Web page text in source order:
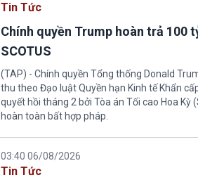
Tin Tức
Chính quyền Trump hoàn trả 100
SCOTUS
(TAP) - Chính quyền Tổng thống Donald
thu theo Đạo luật Quyền hạn Kinh tế Khẩn
quyết hồi tháng 2 bởi Tòa án Tối cao Hoa Kỳ
hoàn toàn bất hợp pháp.
03:40 06/08/2026
Tin Tức